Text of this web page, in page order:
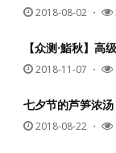
2018-08-02 ・
【众测·鮨秋】高
2018-11-07 ・
七夕节的芦笋浓汤
2018-08-22 ・